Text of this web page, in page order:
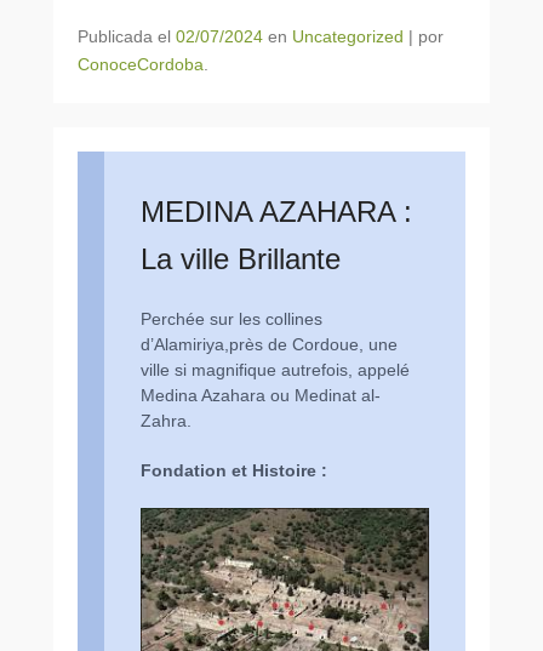
Publicada el 02/07/2024 en Uncategorized | por
ConoceCordoba
MEDINA AZAHARA :
La ville Brillante
Perchée sur les collines
d’Alamiriya,près de Cordoue, une
ville si magnifique autrefois, appelé
Medina Azahara ou Medinat al-
Zahra.
Fondation et Histoire :